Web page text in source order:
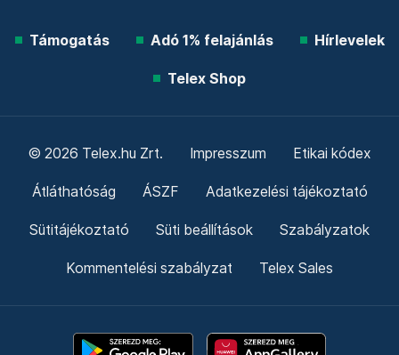
Támogatás Adó 1% felajánlás Hírlevelek
Telex Shop
© 2026 Telex.hu Zrt. Impresszum Etikai kódex
Átláthatóság ÁSZF Adatkezelési tájékoztató
Sütitájékoztató Süti beállítások Szabályzatok
Kommentelési szabályzat Telex Sales